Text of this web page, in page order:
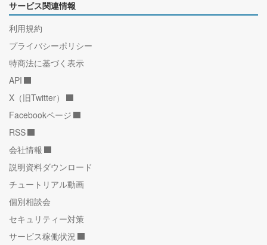
サービス関連情報
利用規約
プライバシーポリシー
特商法に基づく表示
API
X（旧Twitter）
Facebookページ
RSS
会社情報
説明資料ダウンロード
チュートリアル動画
個別相談会
セキュリティー対策
サービス稼働状況